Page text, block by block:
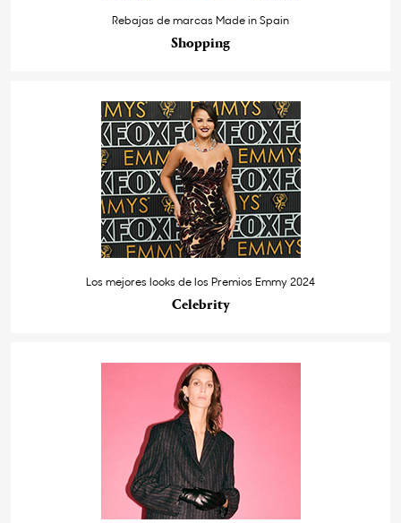
Rebajas de marcas Made in Spain
Shopping
Los mejores looks de los Premios Emmy 2024
Celebrity